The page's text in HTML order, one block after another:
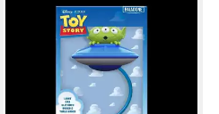
PALADONE
LED Dekolicht Toy Story
Buchleuchte Alien
lieferbar - in 8-10 Werktagen bei